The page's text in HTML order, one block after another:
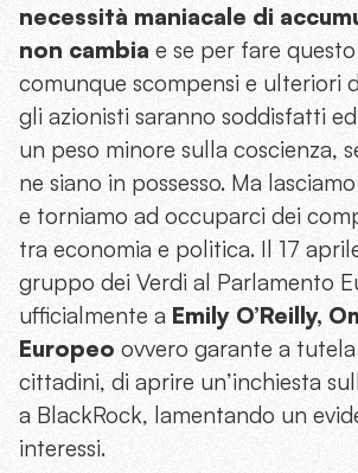
necessità maniacale di
non cambia e se per fare
comunque scompensi e ulteriori
gli azionisti saranno soddisfatti
un peso minore sulla coscienza,
ne siano in possesso. Ma
e torniamo ad occuparci dei
tra economia e politica. Il 17
gruppo dei Verdi al Parlamento
ufficialmente a Emily O’Reilly,
Europeo ovvero garante a
cittadini, di aprire un’inchiesta
a BlackRock, lamentando un
interessi.